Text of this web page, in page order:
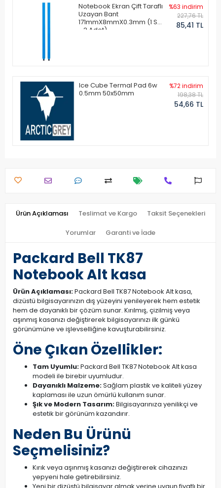
Notebook Ekran Çift Taraflı
Uzayan Bant
171mmX8mmX0.3mm (1 Set
- 2 Adet)
%63 indirim
227,76 TL
85,41 TL
Ice Cube Termal Pad 6w
0.5mm 50x50mm
%72 indirim
198,38 TL
54,66 TL
Ürün Açıklaması Teslimat ve Kargo Taksit Seçenekleri
Yorumlar Garanti ve İade
Packard Bell TK87
Notebook Alt kasa
Ürün Açıklaması:Packard Bell TK87 Notebook Alt kasa,
dizüstü bilgisayarınızın dış yüzeyini yenileyerek hem estetik
hem de dayanıklı bir çözüm sunar. Kırılmış, çizilmiş veya
aşınmış kasanızı değiştirerek bilgisayarınızı ilk günkü
görünümüne ve işlevselliğine kavuşturabilirsiniz.
Öne Çıkan Özellikler:
Tam Uyumlu:Packard Bell TK87 Notebook Alt kasa
modeli ile birebir uyumludur.
Dayanıklı Malzeme:Sağlam plastik ve kaliteli yüzey
kaplaması ile uzun ömürlü kullanım sunar.
Şık ve Modern Tasarım:Bilgisayarınıza yenilikçi ve
estetik bir görünüm kazandırır.
Neden Bu Ürünü
Seçmelisiniz?
Kırık veya aşınmış kasanızı değiştirerek cihazınızı
yepyeni hale getirebilirsiniz.